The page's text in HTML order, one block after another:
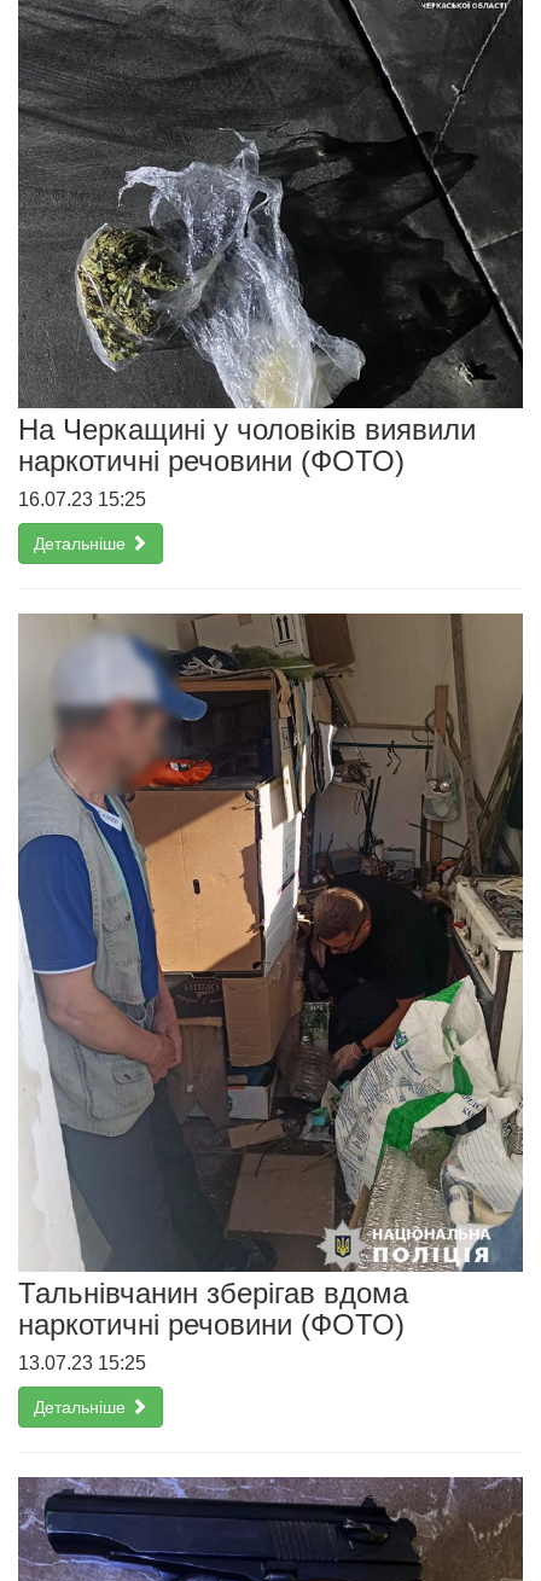
На Черкащині у чоловіків виявили
наркотичні речовини (ФОТО)
16.07.23 15:25
Детальніше
Тальнівчанин зберігав вдома
наркотичні речовини (ФОТО)
13.07.23 15:25
Детальніше